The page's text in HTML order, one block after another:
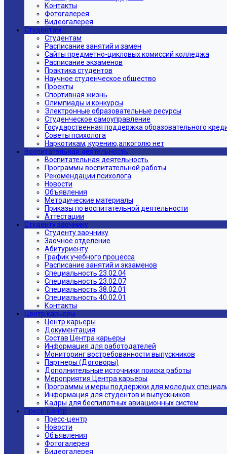
Контакты
Фотогалерея
Видеогалерея
Студентам
Студентам
Расписание занятий и замен
Сайты предметно-цикловых комиссий колледжа
Расписание экзаменов
Практика студентов
Научное студенческое общество
Проекты
Спортивная жизнь
Олимпиады и конкурсы
Электронные образовательные ресурсы
Студенческое самоуправление
Государственная поддержка образовательного
Советы психолога
Наркотикам, курению,алкоголю нет
Воспитательная деятельность
Воспитательная деятельность
Программы воспитательной работы
Рекомендации психолога
Новости
Объявления
Методические материалы
Приказы по воспитательной деятельности
Аттестации
Студенту заочнику
Студенту заочнику
Заочное отделение
Абитуриенту
График учебного процесса
Расписание занятий и экзаменов
Специальность 23.02.04
Специальность 23.02.07
Специальность 38.02.01
Специальность 40.02.01
Контакты
Центр карьеры
Центр карьеры
Документация
Состав Центра карьеры
Информация для работодателей
Мониторинг востребованности выпускников
Партнеры (Договоры)
Дополнительные источники поиска работы
Мероприятия Центра карьеры
Программы и меры поддержки для молодых
Информация для студентов и выпускников
Кадры для беспилотных авиационных систем
Пресс-центр
Пресс-центр
Новости
Объявления
Фотогалерея
Видеогалерея